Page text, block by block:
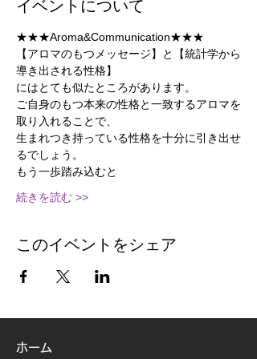
イベントについて
★★★Aroma&Communication★★★
【アロマのもつメッセージ】と【統計学から
導き出される性格】
にはとても似たところがあります。
ご自身のもつ本来の性格と一致するアロマを
取り入れることで、
生まれつき持っている性格を十分に引き出せ
るでしょう。
もう一歩踏み込むと
続きを読む >>
このイベントをシェア
ホーム